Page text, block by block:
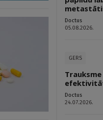
Doctus
05.08.2026.
GERS
Doctus
24.07.2026.